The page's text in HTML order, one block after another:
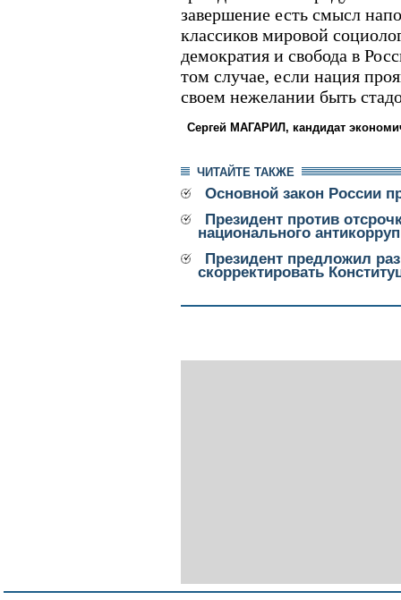
завершение есть смысл
классиков мировой
демократия и свобода в
том случае, если нация
своем нежелании быть
Сергей МАГАРИЛ, кандидат
ЧИТАЙТЕ ТАКЖЕ
Основной закон России
Президент против
национального
Президент предложил
скорректировать